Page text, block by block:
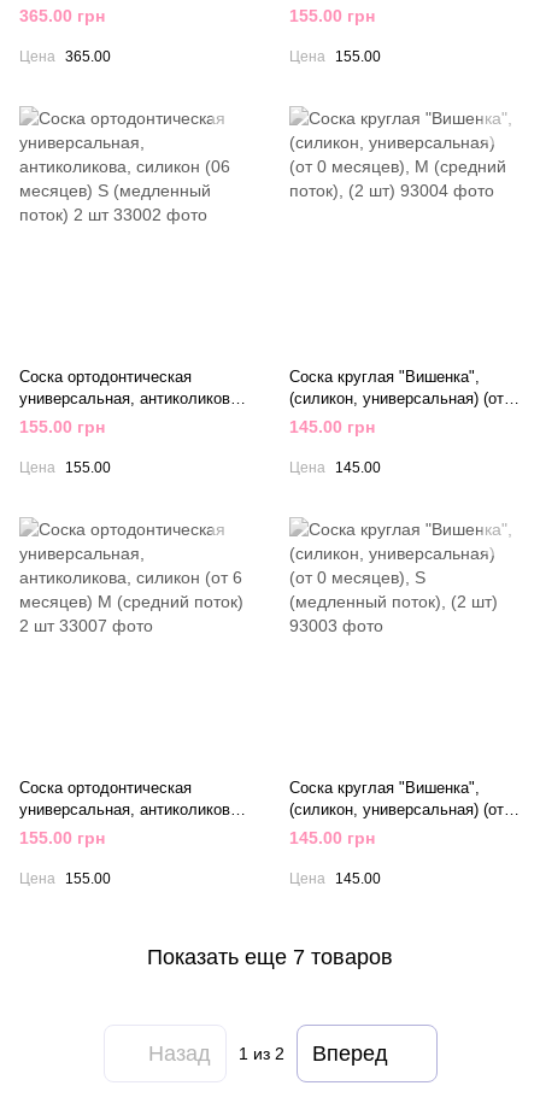
месяцев), S (медленный
поток), (2 шт)
365.00 грн
Цена 365.00
горлышком(Система"Aсtiflex")а
нтиколикова, силикон (от 0
месяцев) L 2ш
155.00 грн
Цена 155.00
Соска ортодонтическая
универсальная, антиколикова,
силикон (06 месяцев) S
(медленный поток) 2 шт
155.00 грн
Цена 155.00
Соска круглая "Вишенка",
(силикон, универсальная) (от 0
месяцев), M (средний поток), (2
145.00 грн
Цена 145.00
Соска ортодонтическая
универсальная, антиколикова,
силикон (от 6 месяцев) М
(средний поток) 2 шт
155.00 грн
Цена 155.00
Соска круглая "Вишенка",
(силикон, универсальная) (от 0
месяцев), S (медленный
поток), (2 шт)
145.00 грн
Цена 145.00
Показать еще 7 товаров
Назад 1 из 2 Вперед